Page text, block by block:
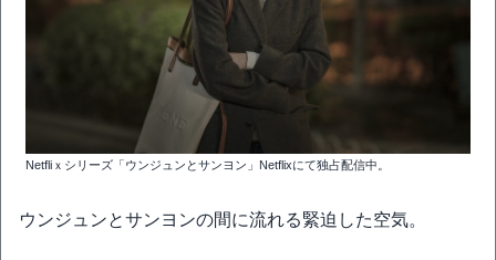
Netfliｘシリーズ「ウンジュンとサンヨン」Netflixにて独占配信中。
ウンジュンとサンヨンの間に流れる緊迫した空気。